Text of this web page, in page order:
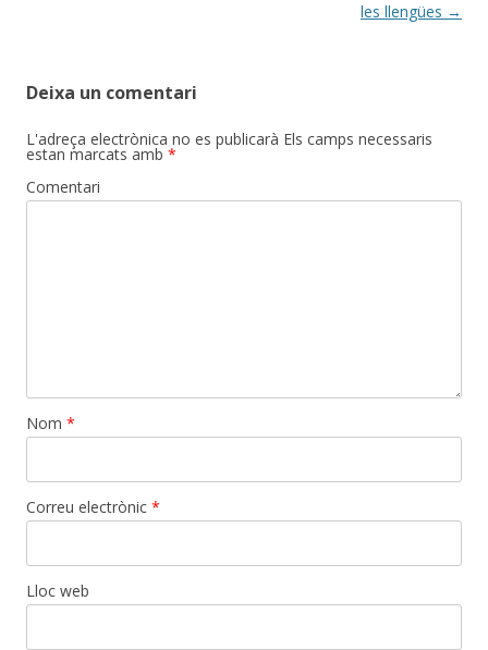
les llengües →
Deixa un comentari
L'adreça electrònica no es publicarà Els camps necessaris
estan marcats amb *
Comentari
Nom *
Correu electrònic *
Lloc web